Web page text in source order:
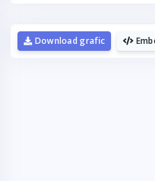
Download grafic